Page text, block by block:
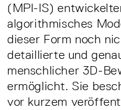
(MPI-IS)
algorithmisches
dieser Form noch
detaillierte und
menschlicher 3D-
ermöglicht. Sie
vor kurzem